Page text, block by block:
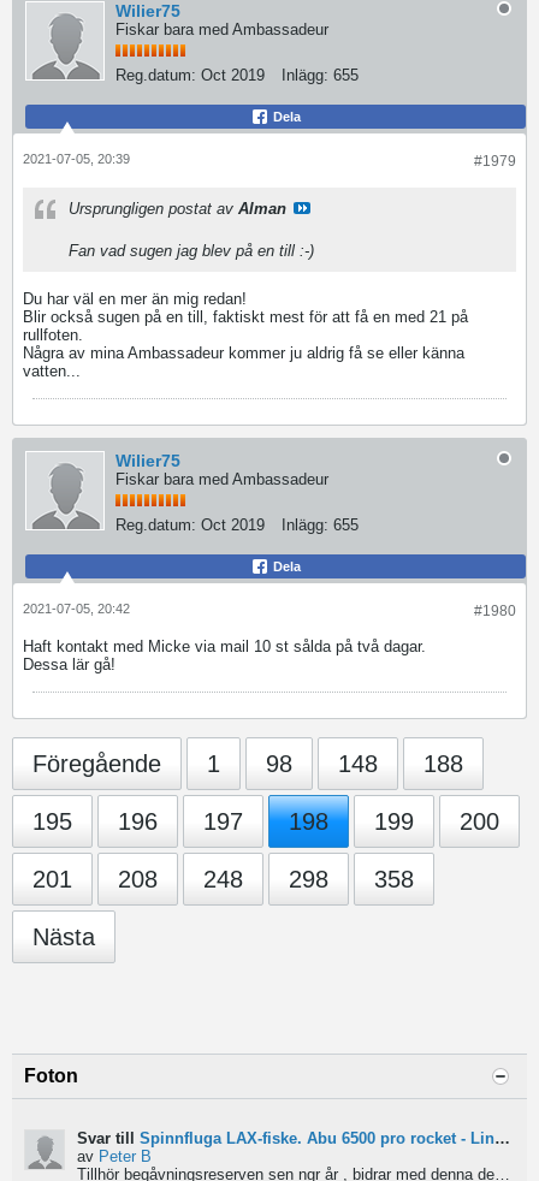
Wilier75
Fiskar bara med Ambassadeur
Reg.datum: Oct 2019 Inlägg: 655
Dela
#1979
2021-07-05, 20:39
Ursprungligen postat av Alman
Fan vad sugen jag blev på en till :-)
Du har väl en mer än mig redan!
Blir också sugen på en till, faktiskt mest för att få en med 21 på
rullfoten.
Några av mina Ambassadeur kommer ju aldrig få se eller känna
vatten...
Wilier75
Fiskar bara med Ambassadeur
Reg.datum: Oct 2019 Inlägg: 655
Dela
#1980
2021-07-05, 20:42
Haft kontakt med Micke via mail 10 st sålda på två dagar.
Dessa lär gå!
Föregående 1 98 148 188
195 196 197 198 199 200
201 208 248 298 358
Nästa
Foton
Svar till Spinnfluga LAX-fiske. Abu 6500 pro rocket - Lina för kort?
av Peter B
Tillhör begåvningsreserven sen ngr år , bidrar med denna devis.